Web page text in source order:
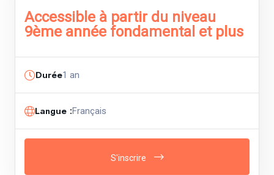
Accessible à partir du niveau
9ème année fondamental et plus
Durée1 an
Langue :Français
S'inscrire